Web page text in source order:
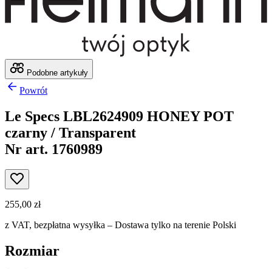
Podobne artykuły
Powrót
Le Specs LBL2624909 HONEY POT
czarny / Transparent
Nr art. 1760989
255,00 zł
z VAT, bezpłatna wysyłka – Dostawa tylko na terenie Polski
Rozmiar